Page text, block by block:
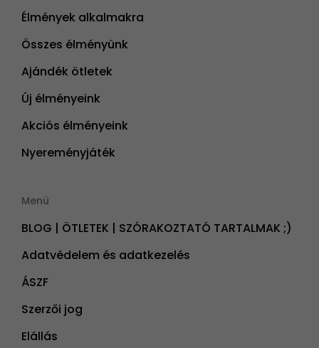
Élmények alkalmakra
Összes élményünk
Ajándék ötletek
Új élményeink
Akciós élményeink
Nyereményjáték
Menü
BLOG | ÖTLETEK | SZÓRAKOZTATÓ TARTALMAK ;)
Adatvédelem és adatkezelés
ÁSZF
Szerzői jog
Elállás